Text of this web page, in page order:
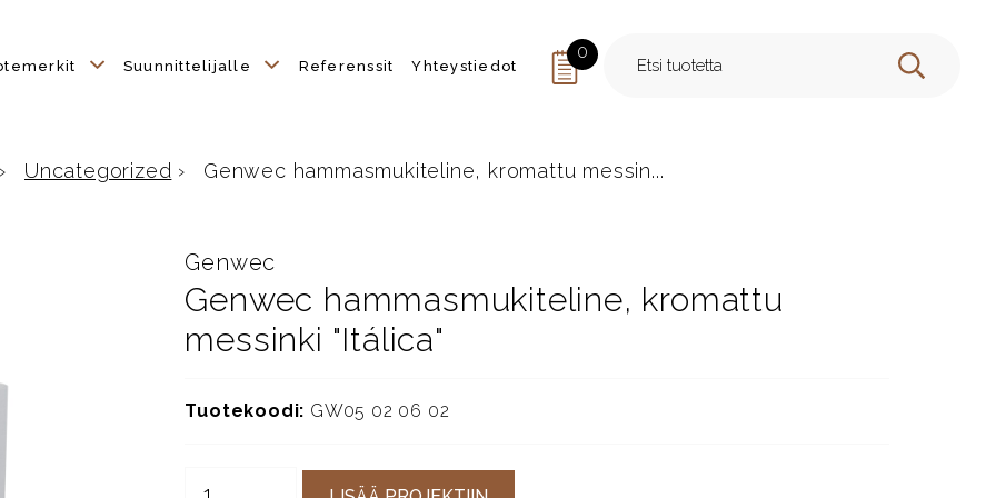
Suunnittelijalle Referenssit Yhteystiedot
0
HAE
› Uncategorized › Genwec hammasmukiteline, kromattu messin...
Genwec
Genwec hammasmukiteline, kromattu
messinki "Itálica"
Tuotekoodi: GW05 02 06 02